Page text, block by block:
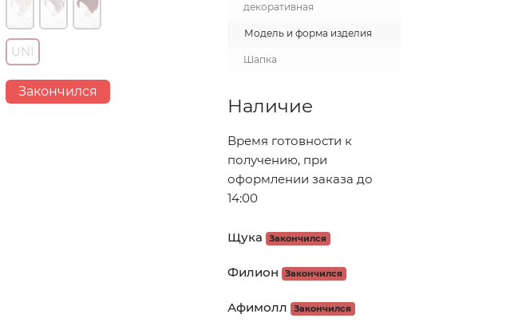
UNI
Закончился
декоративная
Модель и форма изделия
Шапка
Наличие
Время готовности к
получению, при
оформлении заказа до
14:00
Щука Закончился
Филион Закончился
Афимолл Закончился